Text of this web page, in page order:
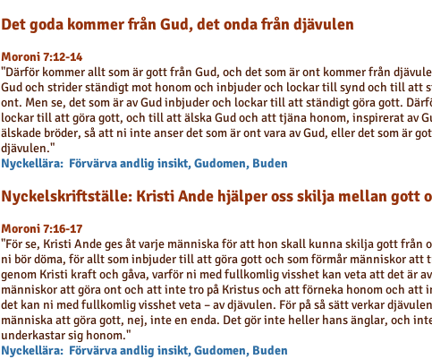
Det goda kommer från Gud, det onda från djävulen
Moroni 7:12-14
"Därför kommer allt som är gott från Gud, och det som är ont kommer från
Gud och strider ständigt mot honom och inbjuder och lockar till synd och till att
ont. Men se, det som är av Gud inbjuder och lockar till att ständigt göra gott.
lockar till att göra gott, och till att älska Gud och att tjäna honom, inspirerat av
älskade bröder, så att ni inte anser det som är ont vara av Gud, eller det som är
djävulen."
Nyckellära: Förvärva andlig insikt, Gudomen, Buden
Nyckelskriftställe: Kristi Ande hjälper oss skilja mellan gott
Moroni 7:16-17
"För se, Kristi Ande ges åt varje människa för att hon skall kunna skilja gott från
ni bör döma, för allt som inbjuder till att göra gott och som förmår människor att
genom Kristi kraft och gåva, varför ni med fullkomlig visshet kan veta att det är
människor att göra ont och att inte tro på Kristus och att förneka honom och att
det kan ni med fullkomlig visshet veta – av djävulen. För på så sätt verkar
människa att göra gott, nej, inte en enda. Det gör inte heller hans änglar, och
underkastar sig honom."
Nyckellära: Förvärva andlig insikt, Gudomen, Buden